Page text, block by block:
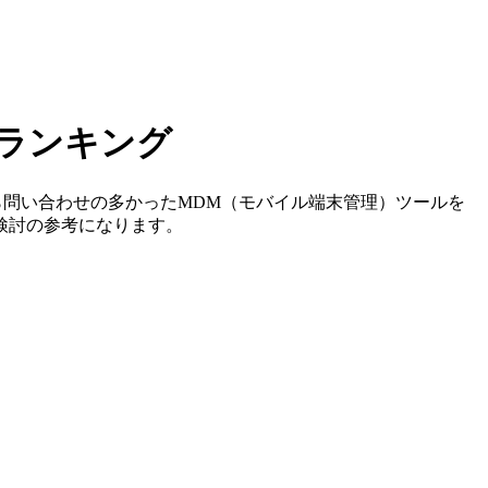
ンキング
い合わせの多かったMDM（モバイル端末管理）ツールを
の参考になります。